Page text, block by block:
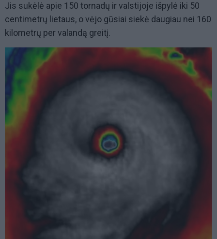
Jis sukėlė apie 150 tornadų ir valstijoje išpylė iki 50
centimetrų lietaus, o vėjo gūsiai siekė daugiau nei 160
kilometrų per valandą greitį.